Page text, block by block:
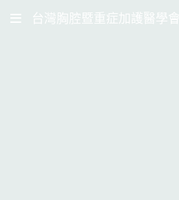
台灣胸腔暨重症加護醫學會